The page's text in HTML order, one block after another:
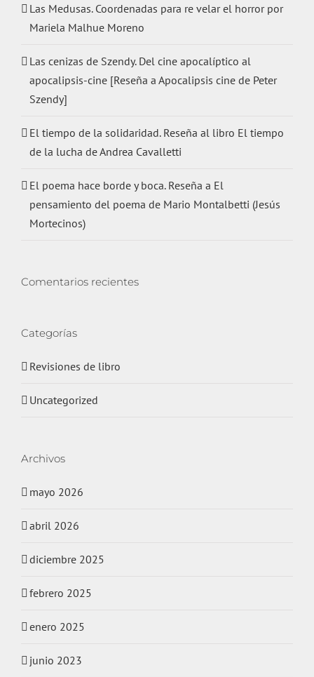
Las Medusas. Coordenadas para re velar el horror por
Mariela Malhue Moreno
Las cenizas de Szendy. Del cine apocalíptico al
apocalipsis-cine [Reseña a Apocalipsis cine de Peter
Szendy]
El tiempo de la solidaridad. Reseña al libro El tiempo
de la lucha de Andrea Cavalletti
El poema hace borde y boca. Reseña a El
pensamiento del poema de Mario Montalbetti (Jesús
Mortecinos)
Comentarios recientes
Categorías
Revisiones de libro
Uncategorized
Archivos
mayo 2026
abril 2026
diciembre 2025
febrero 2025
enero 2025
junio 2023